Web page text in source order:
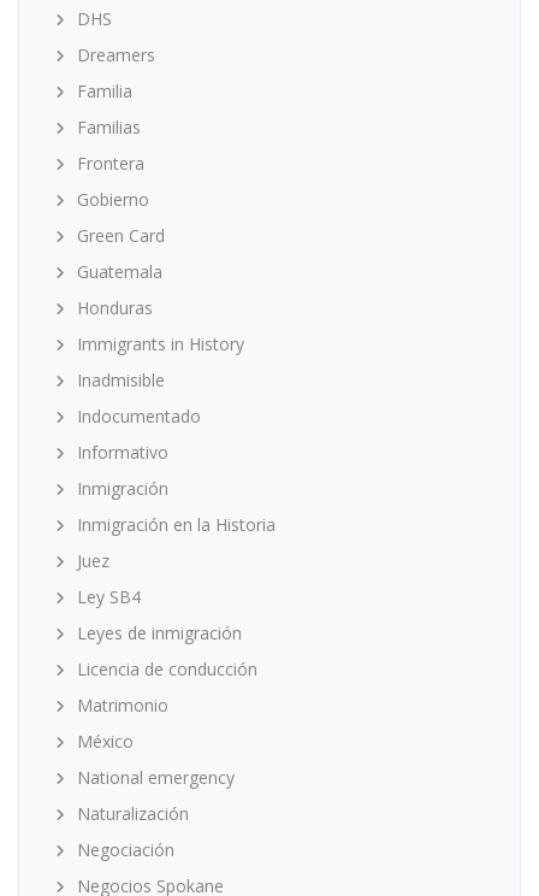
DHS
Dreamers
Familia
Familias
Frontera
Gobierno
Green Card
Guatemala
Honduras
Immigrants in History
Inadmisible
Indocumentado
Informativo
Inmigración
Inmigración en la Historia
Juez
Ley SB4
Leyes de inmigración
Licencia de conducción
Matrimonio
México
National emergency
Naturalización
Negociación
Negocios Spokane